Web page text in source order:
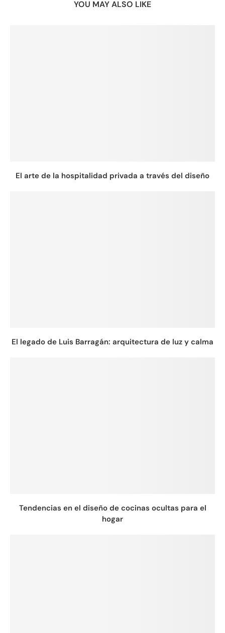
YOU MAY ALSO LIKE
El arte de la hospitalidad privada a través del diseño
El legado de Luis Barragán: arquitectura de luz y calma
Tendencias en el diseño de cocinas ocultas para el
hogar